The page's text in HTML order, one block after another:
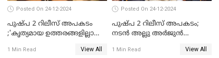
Posted On 24-12-2024
പുഷ്‌പ 2 റിലീസ് അപകടം
;'കൃത്യമായ ഉത്തരങ്ങളില്ലാതെ
1 Min Read View All
Posted On 24-12-2024
പുഷ്പ 2 റിലീസ് അപകടം;
നടന്‍ അല്ലു അര്‍ജുൻ
മുന്നിൽ ഹാജരായി
1 Min Read View All